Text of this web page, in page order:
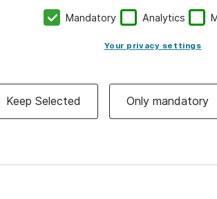
vurdering, at Atea i tilstrækkelig
finder det samlet set dokumenteret,
ved løbende evaluering og
Mandatory Analytics
Your privacy settings
Keep Selected Only mandatory